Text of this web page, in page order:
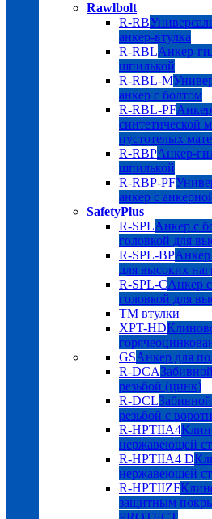
Rawlbolt
R-RB
анкер-втулка
R-RBLАнкер-
шпилькой
R-RBL-M
анкер с болтом
R-RBL-PFАнкер
синтетической
пустотелых
R-RBPАнкер-
шпилькой
R-RBP-PF
анкер с
SafetyPlus
R-SPLАнкер с
головкой для
R-SPL-BPАнкер
для высоких
R-SPL-CАнкер
головкой для
TM втулки
XPT-HD
GSАнкер для
R-DCA
резьбой (цинк)
R-DCL
резьбой с
R-HPTIIA4
нержавеющей
R-HPTIIA4 D
нержавеющей
R-HPTIIZF
защитным